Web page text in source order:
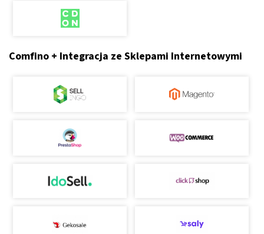
Comfino + Integracja ze Sklepami Internetowymi